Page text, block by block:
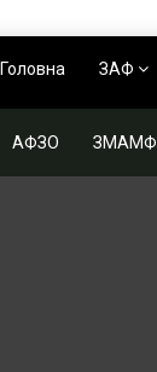
Головна ЗАФ
АФЗО ЗМАМФ